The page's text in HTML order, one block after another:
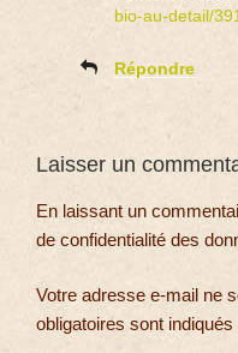
bio-au-detail/
Répondre
Laisser un
En laissant un
de confidentialité des
Votre adresse e-mail ne
obligatoires sont indiqués